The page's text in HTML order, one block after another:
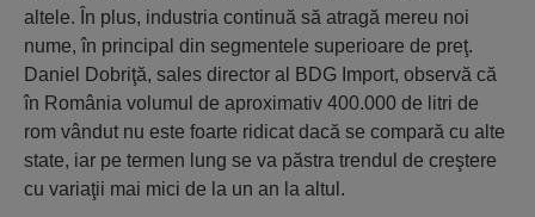
altele. În plus, industria continuă să atragă mereu noi
nume, în principal din segmentele superioare de preţ.
Daniel Dobriţă, sales director al BDG Import, observă că
în România volumul de aproximativ 400.000 de litri de
rom vândut nu este foarte ridicat dacă se compară cu alte
state, iar pe termen lung se va păstra trendul de creştere
cu variaţii mai mici de la un an la altul.